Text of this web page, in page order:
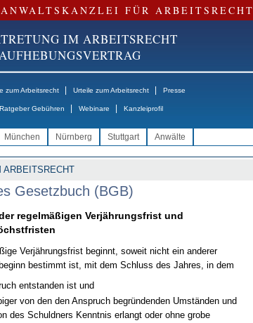
FÜR ARBEITSRECHT
IM ARBEITSRECHT
zum Arbeitsrecht Urteile zum Arbeitsrecht Presse
Ratgeber Gebühren Webinare Kanzleiprofil
München Nürnberg Stuttgart Anwälte
ARBEITSRECHT
Gesetzbuch (BGB)
regelmäßigen Verjährungsfrist und
Verjährungsfrist beginnt, soweit nicht ein anderer
bestimmt ist, mit dem Schluss des Jahres, in dem
entstanden ist und
von den den Anspruch begründenden Umständen und
des Schuldners Kenntnis erlangt oder ohne grobe